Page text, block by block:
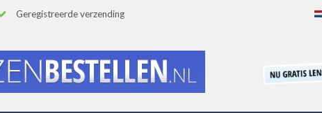
Geregistreerde verzending